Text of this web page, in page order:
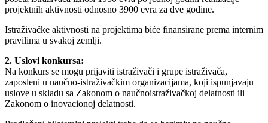
projektnih aktivnosti odnosno 3900 evra za dve godine.
Istraživačke aktivnosti na projektima biće finansirane prema internim
pravilima u svakoj zemlji.
2. Uslovi konkursa:
Na konkurs se mogu prijaviti istraživači i grupe istraživača,
zaposleni u naučno-istraživačkim organizacijama, koji ispunjavaju
uslove u skladu sa Zakonom o naučnoistraživačkoj delatnosti ili
Zakonom o inovacionoj delatnosti.